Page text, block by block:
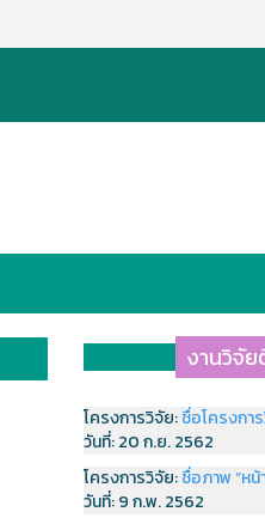
งานวิจั
โครงการวิจัย:ชื่อโครงกา
วันที่:20 ก.ย. 2562
โครงการวิจัย:ชื่อภาพ “ห
วันที่:9 ก.พ. 2562